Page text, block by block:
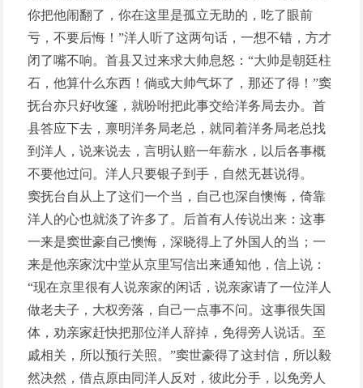
你把他闹翻了，你在这里是孤立无助的，吃了眼前
亏，不要后悔！”洋人听了这两句话，一想不错，方才
闭了嘴不响。首县又过来求大帅息怒：“大帅是朝廷柱
石，他算什么东西！倘或大帅气坏了，那还了得！”窦
抚台亦只好收篷，就吩咐把此事交给洋务局去办。首
县答应下去，禀明洋务局老总，就同着洋务局老总找
到洋人，说来说去，言明认赔一年薪水，以后各事概
不要他过问。洋人只要银子到手，自然无甚说得。
窦抚台自从上了这们一个当，自己也深自懊悔，倚靠
洋人的心也就淡了许多了。后首有人传说出来：这事
一来是窦世豪自己懊悔，深晓得上了外国人的当；一
来是他亲家沈中堂从京里写信出来通知他，信上说：
“现在京里很有人说亲家的闲话，说亲家请了一位洋人
做老夫子，大权旁落，自己一点事不问。这事很失国
体，劝亲家赶快把那位洋人辞掉，免得旁人说话。至
戚相关，所以预行关照。”窦世豪得了这封信，所以毅
然决然，借点原由同洋人反对，彼此分手，以免旁人